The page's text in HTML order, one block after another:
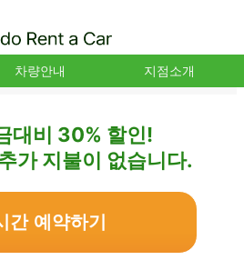
차량안내 지점소개
대비 30% 할인!
가 지불이 없습니다.
간 예약하기